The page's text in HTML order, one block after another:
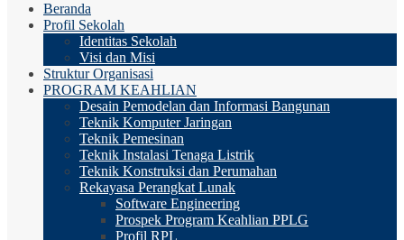
Beranda
Profil Sekolah
Identitas Sekolah
Visi dan Misi
Struktur Organisasi
PROGRAM KEAHLIAN
Desain Pemodelan dan Informasi Bangunan
Teknik Komputer Jaringan
Teknik Pemesinan
Teknik Instalasi Tenaga Listrik
Teknik Konstruksi dan Perumahan
Rekayasa Perangkat Lunak
Software Engineering
Prospek Program Keahlian PPLG
Profil RPL